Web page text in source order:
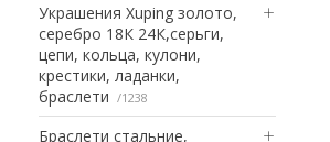
Украшения Xuping золото,
серебро 18К 24К,серьги,
цепи, кольца, кулони,
крестики, ладанки,
браслети
1238
Браслети стальние,